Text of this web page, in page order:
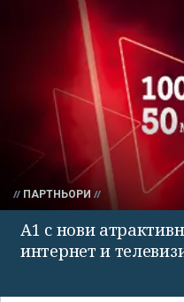
ПАРТНЬОРИ
А1 с нови
интернет и